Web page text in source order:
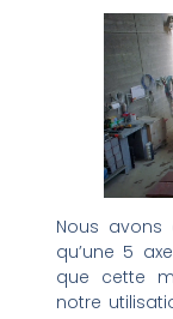
Nous
qu’une 5
que cette
notre